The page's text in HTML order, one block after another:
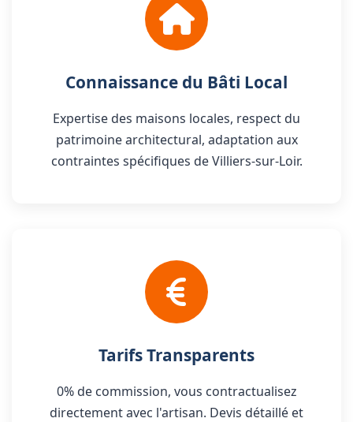
Connaissance du Bâti Local
Expertise des maisons locales, respect du
patrimoine architectural, adaptation aux
contraintes spécifiques de Villiers-sur-Loir.
Tarifs Transparents
0% de commission, vous contractualisez
directement avec l'artisan. Devis détaillé et